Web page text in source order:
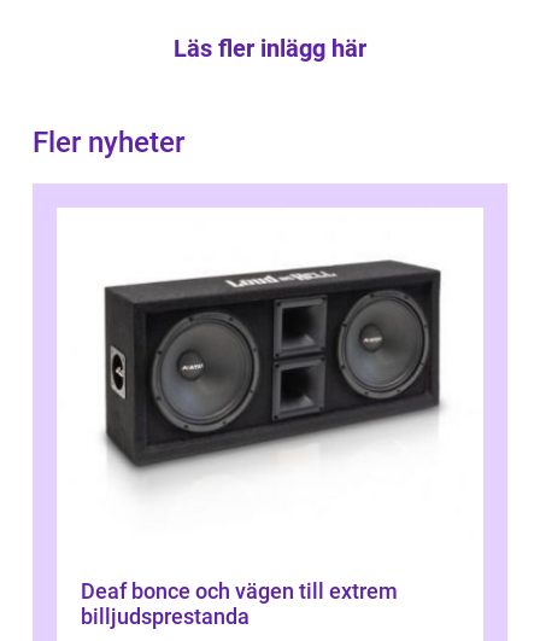
Läs fler inlägg här
Fler nyheter
Deaf bonce och vägen till extrem
billjudsprestanda